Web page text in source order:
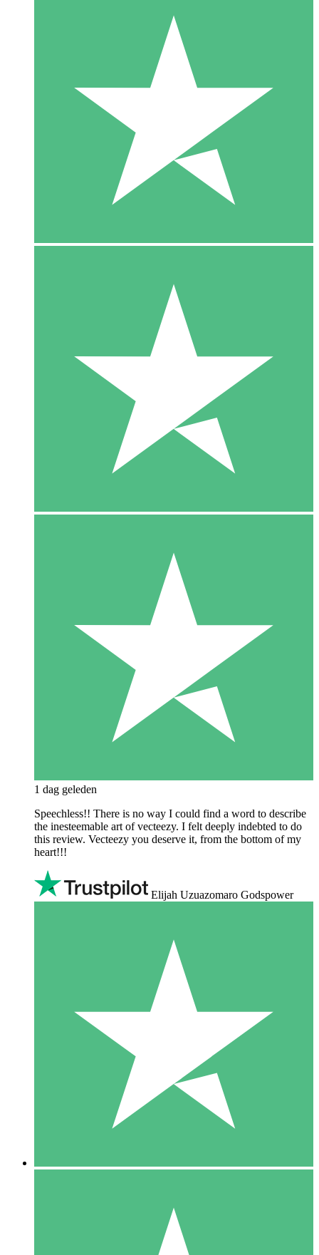
1 dag geleden
Speechless!! There is no way I could find a word to describe
the inesteemable art of vecteezy. I felt deeply indebted to do
this review. Vecteezy you deserve it, from the bottom of my
heart!!!
Elijah Uzuazomaro Godspower